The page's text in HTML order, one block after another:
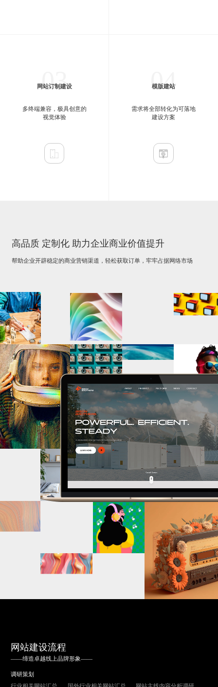
03
网站订制建设
多终端兼容，极具创意的
视觉体验
04
模版建站
需求将全部转化为可落地
建设方案
高品质 定制化 助力企业商业价值提升
帮助企业开辟稳定的商业营销渠道，轻松获取订单，牢牢占据网络市场
网站建设流程
——缔造卓越线上品牌形象——
调研策划